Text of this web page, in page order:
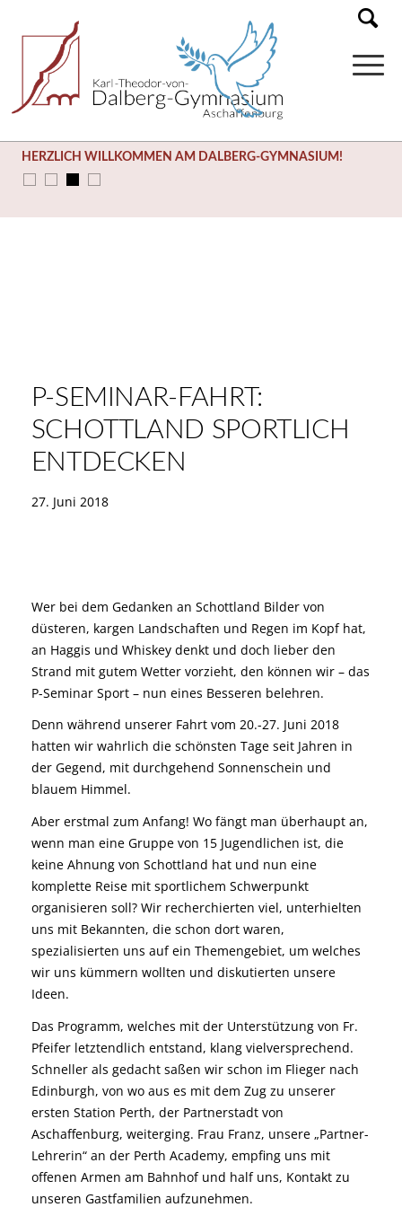
HERZLICH WILLKOMMEN AM DALBERG-GYMNASIUM!
SOMMERFERIEN (03.08. – 14.09.)
P-SEMINAR-FAHRT:
SCHOTTLAND SPORTLICH
ENTDECKEN
27. Juni 2018
Wer bei dem Gedanken an Schottland Bilder von
düsteren, kargen Landschaften und Regen im Kopf hat,
an Haggis und Whiskey denkt und doch lieber den
Strand mit gutem Wetter vorzieht, den können wir – das
P-Seminar Sport – nun eines Besseren belehren.
Denn während unserer Fahrt vom 20.-27. Juni 2018
hatten wir wahrlich die schönsten Tage seit Jahren in
der Gegend, mit durchgehend Sonnenschein und
blauem Himmel.
Aber erstmal zum Anfang! Wo fängt man überhaupt an,
wenn man eine Gruppe von 15 Jugendlichen ist, die
keine Ahnung von Schottland hat und nun eine
komplette Reise mit sportlichem Schwerpunkt
organisieren soll? Wir recherchierten viel, unterhielten
uns mit Bekannten, die schon dort waren,
spezialisierten uns auf ein Themengebiet, um welches
wir uns kümmern wollten und diskutierten unsere
Ideen.
Das Programm, welches mit der Unterstützung von Fr.
Pfeifer letztendlich entstand, klang vielversprechend.
Schneller als gedacht saßen wir schon im Flieger nach
Edinburgh, von wo aus es mit dem Zug zu unserer
ersten Station Perth, der Partnerstadt von
Aschaffenburg, weiterging. Frau Franz, unsere „Partner-
Lehrerin“ an der Perth Academy, empfing uns mit
offenen Armen am Bahnhof und half uns, Kontakt zu
unseren Gastfamilien aufzunehmen.